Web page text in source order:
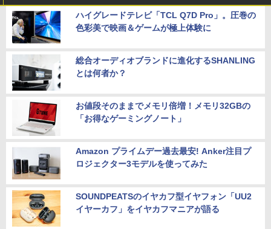
ハイグレードテレビ「TCL Q7D Pro」。圧巻の
色彩美で映画＆ゲームが極上体験に
総合オーディオブランドに進化するSHANLING
とは何者か？
お値段そのままでメモリ倍増！メモリ32GBの
「お得なゲーミングノート」
Amazon プライムデー過去最安! Anker注目プ
ロジェクター3モデルを使ってみた
SOUNDPEATSのイヤカフ型イヤフォン「UU2
イヤーカフ」をイヤカフマニアが語る